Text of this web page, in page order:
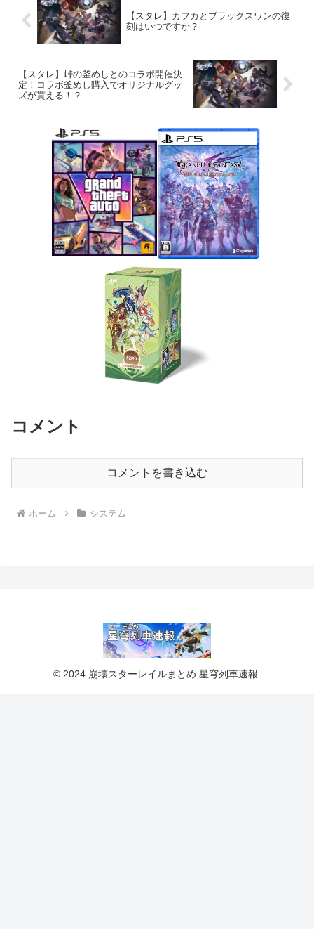
【スタレ】カフカとブラックスワンの復
刻はいつですか？
【スタレ】峠の釜めしとのコラボ開催決
定！コラボ釜めし購入でオリジナルグッ
ズが貰える！？
コメント
コメントを書き込む
ホーム システム
© 2024 崩壊スターレイルまとめ 星穹列車速報.